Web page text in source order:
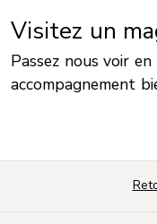
Visitez un
Passez nous voir
accompagnement